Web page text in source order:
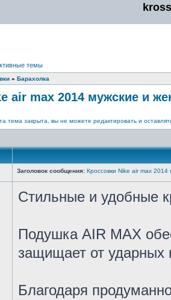
темы
» Барахолка
air max 2014 мужские и
Заголовок сообщения: Кроссовки Nike air max 2014
Стильные и удобные
Подушка AIR MAX
защищает от ударных
Благодаря